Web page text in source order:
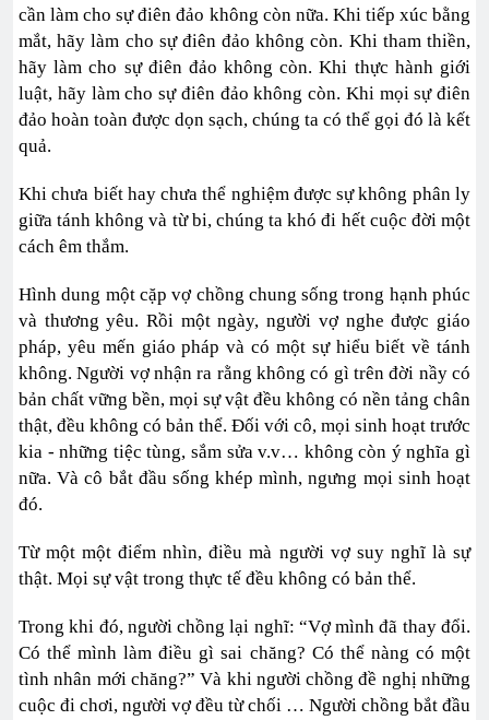
cần làm cho sự điên đảo không còn nữa. Khi tiếp xúc bằng
mắt, hãy làm cho sự điên đảo không còn. Khi tham thiền,
hãy làm cho sự điên đảo không còn. Khi thực hành giới
luật, hãy làm cho sự điên đảo không còn. Khi mọi sự điên
đảo hoàn toàn được dọn sạch, chúng ta có thể gọi đó là kết
quả.
Khi chưa biết hay chưa thể nghiệm được sự không phân ly
giữa tánh không và từ bi, chúng ta khó đi hết cuộc đời một
cách êm thắm.
Hình dung một cặp vợ chồng chung sống trong hạnh phúc
và thương yêu. Rồi một ngày, người vợ nghe được giáo
pháp, yêu mến giáo pháp và có một sự hiểu biết về tánh
không. Người vợ nhận ra rằng không có gì trên đời nầy có
bản chất vững bền, mọi sự vật đều không có nền tảng chân
thật, đều không có bản thể. Đối với cô, mọi sinh hoạt trước
kia - những tiệc tùng, sắm sửa v.v… không còn ý nghĩa gì
nữa. Và cô bắt đầu sống khép mình, ngưng mọi sinh hoạt
đó.
Từ một một điểm nhìn, điều mà người vợ suy nghĩ là sự
thật. Mọi sự vật trong thực tế đều không có bản thể.
Trong khi đó, người chồng lại nghĩ: “Vợ mình đã thay đổi.
Có thể mình làm điều gì sai chăng? Có thể nàng có một
tình nhân mới chăng?” Và khi người chồng đề nghị những
cuộc đi chơi, người vợ đều từ chối … Người chồng bắt đầu